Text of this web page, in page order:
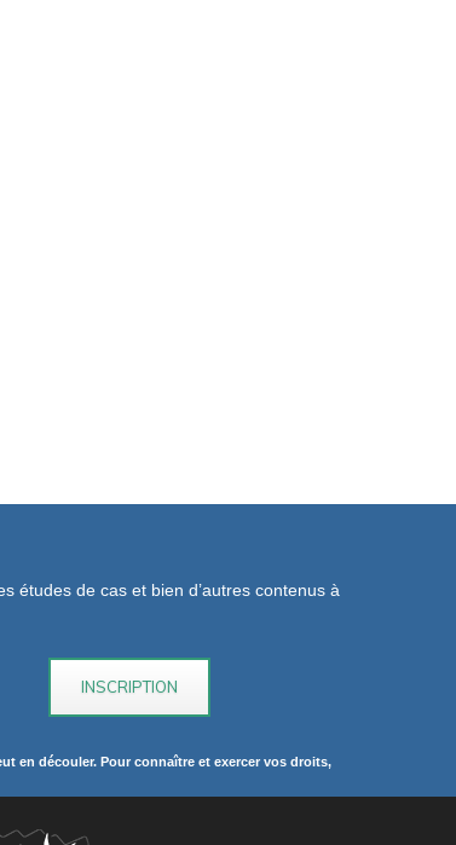
études de cas et bien d’autres contenus à
en découler. Pour connaître et exercer vos droits,